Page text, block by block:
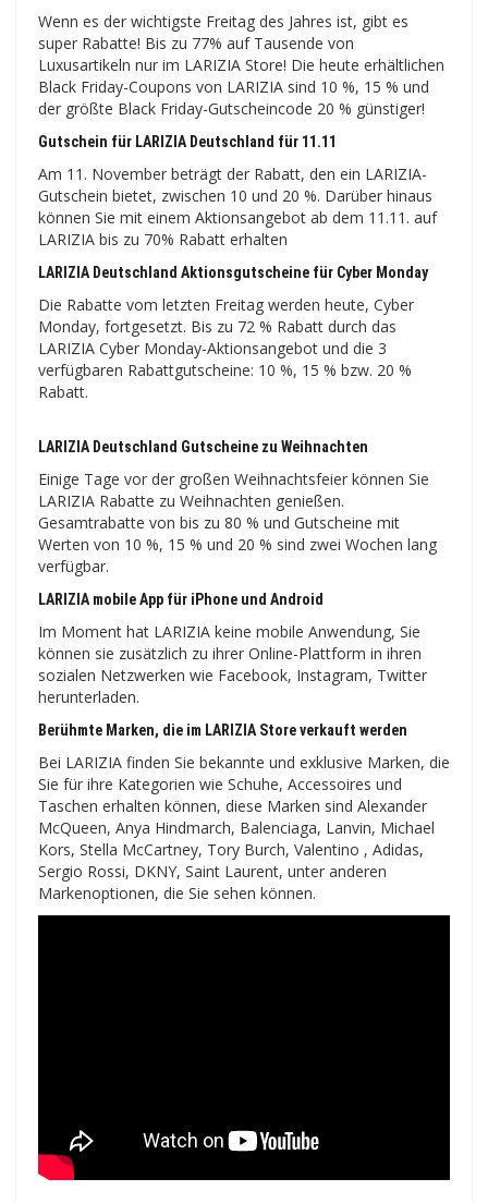
Wenn es der wichtigste Freitag des Jahres ist, gibt es
super Rabatte! Bis zu 77% auf Tausende von
Luxusartikeln nur im LARIZIA Store! Die heute erhältlichen
Black Friday-Coupons von LARIZIA sind 10 %, 15 % und
der größte Black Friday-Gutscheincode 20 % günstiger!
Gutschein für LARIZIA Deutschland für 11.11
Am 11. November beträgt der Rabatt, den ein LARIZIA-
Gutschein bietet, zwischen 10 und 20 %. Darüber hinaus
können Sie mit einem Aktionsangebot ab dem 11.11. auf
LARIZIA bis zu 70% Rabatt erhalten
LARIZIA Deutschland Aktionsgutscheine für Cyber ​​Monday
Die Rabatte vom letzten Freitag werden heute, Cyber ​​
Monday, fortgesetzt. Bis zu 72 % Rabatt durch das
LARIZIA Cyber ​​​​Monday-Aktionsangebot und die 3
verfügbaren Rabattgutscheine: 10 %, 15 % bzw. 20 %
Rabatt.
LARIZIA Deutschland Gutscheine zu Weihnachten
Einige Tage vor der großen Weihnachtsfeier können Sie
LARIZIA Rabatte zu Weihnachten genießen.
Gesamtrabatte von bis zu 80 % und Gutscheine mit
Werten von 10 %, 15 % und 20 % sind zwei Wochen lang
verfügbar.
LARIZIA mobile App für iPhone und Android
Im Moment hat LARIZIA keine mobile Anwendung, Sie
können sie zusätzlich zu ihrer Online-Plattform in ihren
sozialen Netzwerken wie Facebook, Instagram, Twitter
herunterladen.
Berühmte Marken, die im LARIZIA Store verkauft werden
Bei LARIZIA finden Sie bekannte und exklusive Marken, die
Sie für ihre Kategorien wie Schuhe, Accessoires und
Taschen erhalten können, diese Marken sind Alexander
McQueen, Anya Hindmarch, Balenciaga, Lanvin, Michael
Kors, Stella McCartney, Tory Burch, Valentino , Adidas,
Sergio Rossi, DKNY, Saint Laurent, unter anderen
Markenoptionen, die Sie sehen können.